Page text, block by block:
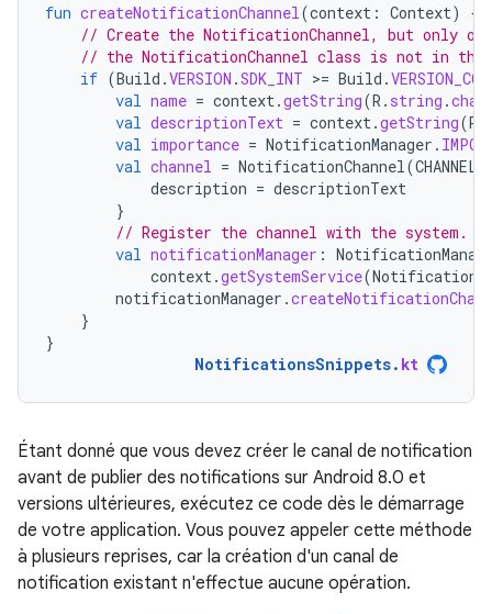
fun createNotificationChannel(context : Context)
{
// Create the NotificationChannel, but only on
// the NotificationChannel class is not in the
if (Build .VERSION .SDK_INT >= Build .
val name = context.getString(R . string .
val descriptionText = context.getString(R
val importance = NotificationManager .
val channel = NotificationChannel(
description = descriptionText
}
// Register the channel with the system.
val notificationManager :
context.getSystemService(
notificationManager .
}
}
NotificationsSnippets. kt
Étant donné que vous devez créer le canal de notification
avant de publier des notifications sur Android 8.0 et
versions ultérieures, exécutez ce code dès le démarrage
de votre application. Vous pouvez appeler cette méthode
à plusieurs reprises, car la création d'un canal de
notification existant n'effectue aucune opération.